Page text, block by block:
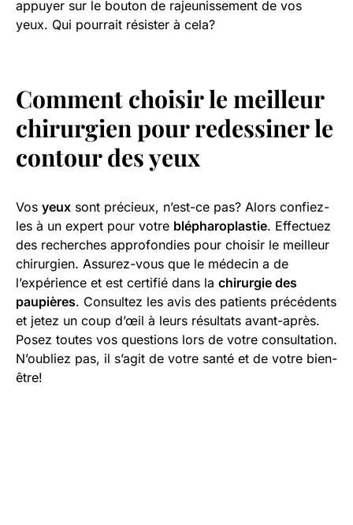
appuyer sur le bouton de rajeunissement de vos
yeux. Qui pourrait résister à cela?
Comment choisir le meilleur
chirurgien pour redessiner le
contour des yeux
Vos yeux sont précieux, n’est-ce pas? Alors confiez-
les à un expert pour votre blépharoplastie. Effectuez
des recherches approfondies pour choisir le meilleur
chirurgien. Assurez-vous que le médecin a de
l’expérience et est certifié dans la chirurgie des
paupières. Consultez les avis des patients précédents
et jetez un coup d’œil à leurs résultats avant-après.
Posez toutes vos questions lors de votre consultation.
N’oubliez pas, il s’agit de votre santé et de votre bien-
être!